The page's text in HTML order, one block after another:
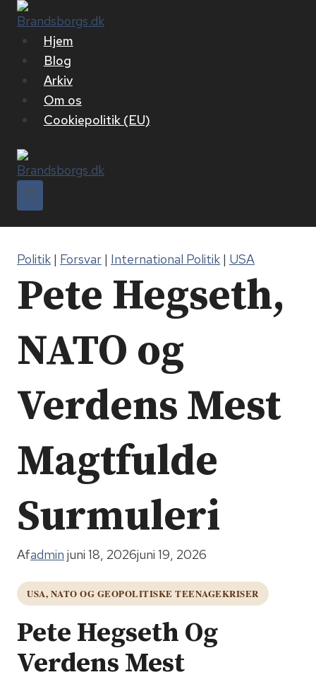
Fortsæt
indhold
Hjem
Blog
Arkiv
Om os
Cookiepolitik (EU)
Politik | Forsvar | International Politik | USA
Pete Hegseth,
NATO og
Verdens Mest
Magtfulde
Surmuleri
Afadmin juni 18, 2026juni 19, 2026
USA, NATO OG GEOPOLITISKE TEENAGEKRISER
Pete Hegseth Og
Verdens Mest